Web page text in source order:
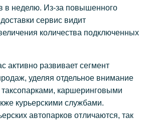
в неделю. Из-за повышенного
сервис видит
количества подключенных
активно развивает сегмент
уделяя отдельное внимание
таксопарками, каршеринговыми
курьерскими службами.
автопарков отличаются, так